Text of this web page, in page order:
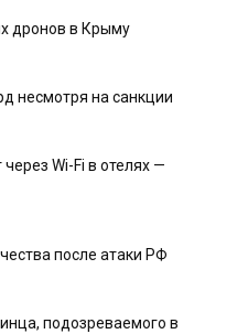
дронов в Крыму
несмотря на санкции
Wi-Fi в отелях —
после атаки РФ
подозреваемого в